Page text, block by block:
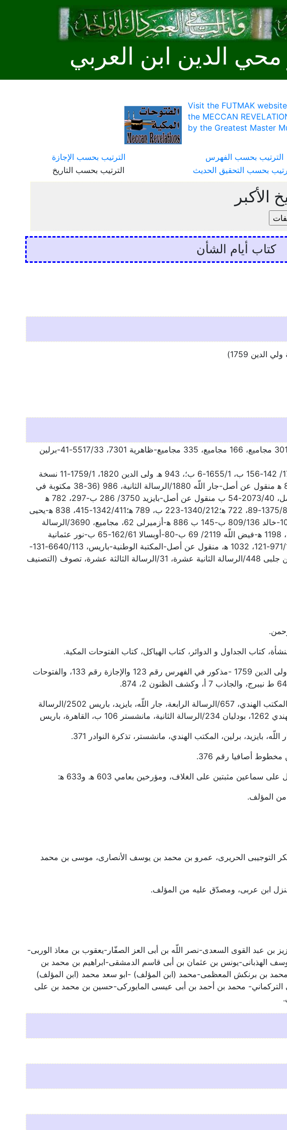
محي الدين ابن العربي
Visit the FUTMAK
the MECCAN
by the Greatest Master
الترتيب بحسب الفهرس
الترتيب بحسب الإجازة
بحسب التحقيق الحديث الترتيب بحسب التاريخ
كتاب أيام الشأن
-مخطوطات: دار الكتب المصرية 202 مجاميع، 301 مجاميع، 166 مجاميع، 335 مجاميع-ظاهرية 7301، 5517/33-41-برلين
119/124-133-أسعد أفندي 1318/11-23 ب، 1777/ 142-156 ب، 1655/1-6 ب؛، 943 ه‍. ولى الدين 1820، 1759/1-11 نسخة
أصلية، 603 ه‍ وبها سماع؛1826/22 ب- 29، 824 ه‍ منقول عن أصل-جار اللّه 1880/الرسالة الثانية، 986 (36-38 مكتوبة في
حياة المؤلف)2111/90-98، 915 ه‍ منقول عن أصل، 2073/40-54 ب منقول عن أصل-بايزيد 3750/ 286 ب-297، 782 ه‍
منقول عن أصل-شهيد علي 2736/25 ب- 30؛1375/83-89، 722 ه‍؛1340/212-223 ب، 789 ه‍؛1342/411-415، 838 ه‍-يحيى
افندى 2756/الرسالة الثانية 2892، 2415/96-101-خالد 809/136 ب-145 ب 886 ه‍-أزميرلى 62، مجاميع، 3690/الرسالة
الثالثة، 1-28-نافذ باشا 685 الصفحات 230-251، 1198 ه‍-فيض اللّه 2119/ 69 ب-80-أوبسالا 162/61-65 ب-نور عثمانية
2406/31- 40 منقول عن أصل-عربى ميليه 971/109-121، 1032 ه‍، منقول عن أصل-المكتبة الوطنية-باريس، 6640/113-131-
اسماعيل صائب 1، 2789/الرسالة العاشرة-حسين جلبى 448/الرسالة الثانية عشرة، 31/الرسالة الثالثة عشرة، تصوف (التصنيف
كتاب الجداول و الدوائر، كتاب الهياكل، كتاب الفتوحات المكية.
-صنف هذا الكتاب قبل سنة 603 ه‍، انظر نسخة-ولى الدين 1759 -مذكور في الفهرس رقم 123 والإجازة رقم 133، والفتوحات
-ذكره بروكلمان: الأصل 1، 576/47-49، برلين، المكتب الهندي، 657/الرسالة الرابعة، جار اللّه، بايزيد، باريس 2502/الرسالة
التوجيبى الحريرى، عمرو بن محمد بن يوسف الأنصارى، موسى بن محمد
بن عبد القوى السعدى-نصر اللّه بن أبى العز الصفّار-يعقوب بن معاذ الوربى-
الهذبانى-يونس بن عثمان بن أبى قاسم الدمشقى-ابراهيم بن محمد بن
بن برنكش المعظمى-محمد (ابن المؤلف) -ابو سعد محمد (ابن المؤلف)
محمد بن أحمد بن أبى عيسى المايوركى-حسين بن محمد بن على